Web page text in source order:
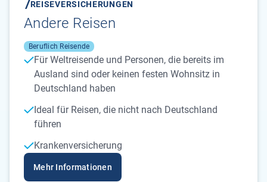
REISEVERSICHERUNGEN
Andere Reisen
Beruflich Reisende
Für Weltreisende und Personen, die bereits im
Ausland sind oder keinen festen Wohnsitz in
Deutschland haben
Ideal für Reisen, die nicht nach Deutschland
führen
Krankenversicherung
Mehr Informationen